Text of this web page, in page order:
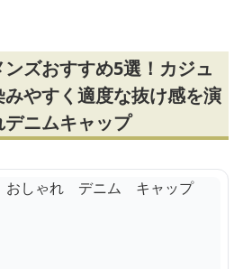
ズおすすめ5選！カジュ
やすく適度な抜け感を演
ニムキャップ